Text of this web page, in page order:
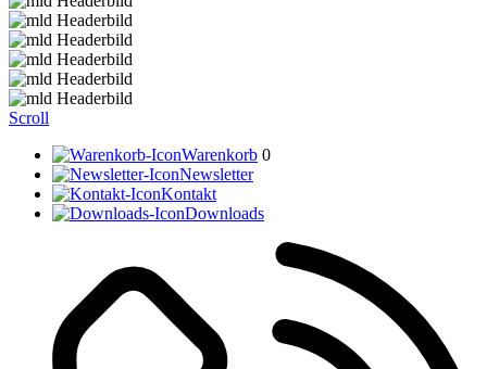
Scroll
Warenkorb 0
Newsletter
Kontakt
Downloads